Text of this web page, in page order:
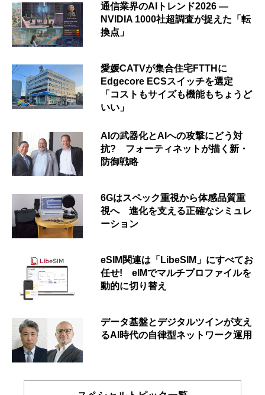
通信業界のAIトレンド2026 ―
NVIDIA 1000社超調査が捉えた「転
換点」
愛媛CATVが集合住宅FTTHに
Edgecore ECSスイッチを選定
「コストもサイズも機能もちょうど
いい」
AIの武器化とAIへの攻撃にどう対
抗? フォーティネットが描く新・
防御戦略
6Gはスペック重視から体感品質重
視へ 進化を支える正確なシミュレ
ーション
eSIM関連は「LibeSIM」にすべてお
任せ! eIMでマルチプロファイルを
動的に切り替え
データ基盤とデジタルツインが支え
るAI時代の自律型ネットワーク運用